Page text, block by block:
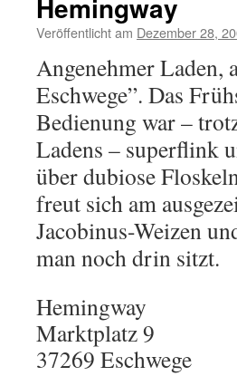
Hemingway
Veröffentlicht am Dezember 28,
Angenehmer Laden,
Eschwege”. Das
Bedienung war –
Ladens – superflink
über dubiose
freut sich am
Jacobinus-Weizen
man noch drin sitzt.
Hemingway
Marktplatz 9
37269 Eschwege